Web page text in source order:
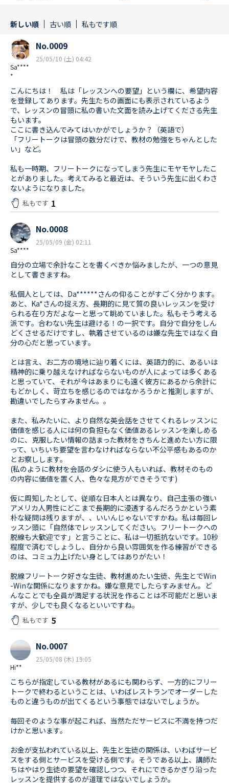
新しい順 古い順 私もです順
Sa****
*
No.0009
25/05/10 (土) 04:42
こんにちは！ 私は「レッスンへの要望」という欄に、希望内容
を登録してあります。先生たちの画面にも表示されているよう
で、レッスンの冒頭に私の書いた文面を読み上げてくださる先生
もいます。
ここに書き込んでみてはいかがでしょうか？（英語で）
「フリートークは冒頭の数分だけで、教材の勉強をちゃんとした
い」など。
私も一時期、フリートークになってしまう先生にモヤモヤしたこ
とがありました。考えてみると最近は、そういう先生に出くわさ
ないようになりました。
私もです 1
Sa****
No.0008
25/05/09 (金) 02:11
自分の立場で余計なことを書くべきか悩みましたが、一つの意見
として書きますね。
私個人としては、Da******さんの仰ることがすごく分かります。
あと、Ka*さんの捉え方、長期的に見て質の良いレッスンを受け
られる在り方だよなーと思って眺めていました。私もそう考える
派です。合わない先生は避ける！の一択です。自分で自分をしん
どくさせるだけですし、執着させているのは嫌な先生ではなく自
分の心だと思っています。
とは言え、お二方の境地に辿り着くには、英語力的に、あるいは
精神的に乗り越えなければならないものが人によっては多くある
と思っていて、それが今はあまりにも遠く彼方にあるから余計に
もどかしく、苛立ちを感じるのではなかろうかと推測しますが、
勘違いでしたらすみません。。
また、私みたいに、より自然な英会話をさせてくれるレッスンに
価値を感じる人には何の負担もなく価値あるレッスンを楽しめる
のに、克服したい情報の詰まった教材をきちんと進めたい方に限
って、いちいち要望を言わなければならない不公平感もあるのか
とお察しします。
(私のように教材を会話のダシに使う人もいれば、教材そのもの
の内容に価値を置く人、色々な見方ができそうです)
仮に周知したとして、従順な日本人とは異なり、自己主張の強い
アメリカ人男性にどこまで長期的に浸透するんだろうかという素
朴な疑問は残りますが、、いいんじゃないですかね。私は毎回レ
ッスン頭に「自然体でレッスンしてください。フリートークへの
脱線も大歓迎です」と言うことに、私は一切抵抗ないです。10秒
程度で済むでしょうし、自分から良い雰囲気を作る練習ができる
のは、コミュ力上げたい身としてはありがたい！
脱線フリートーク好きな生徒、教材進めたい生徒、先生とでWin
-Winな関係になりますかね。嫌な意見でしたらすみません。ど
んなことでも全員が満足する状況を作ることは不可能だと思いま
すが、少しでも良くなるといいですね。
私もです 5
Hi**
No.0007
25/05/08 (木) 19:05
こちらが指定している教材があるにも関わらず、一方的にフリー
トークで終わるということは、いわばレストランでオーダーした
ものと違うものが出てくるという事態ではないでしょうか。
毎回そのような事が起これば、当然ただサービスに不満を持つだ
けかと思います。
お金が支払われている以上、先生と生徒の関係は、いわばサービ
スをする側とサービスを受ける側です。そうである以上、講師た
ちはやはり生徒の要望を確認しつつ、それにできるかぎり沿った
レッスンを提供するのが道理ではないでしょうか。